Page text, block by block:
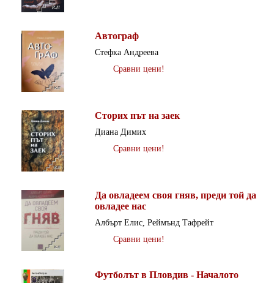
Автограф
Стефка Андреева
Сравни цени!
Сторих път на заек
Диана Димих
Сравни цени!
Да овладеем своя гняв, преди той да
овладее нас
Албърт Елис, Реймънд Тафрейт
Сравни цени!
Футболът в Пловдив - Началото